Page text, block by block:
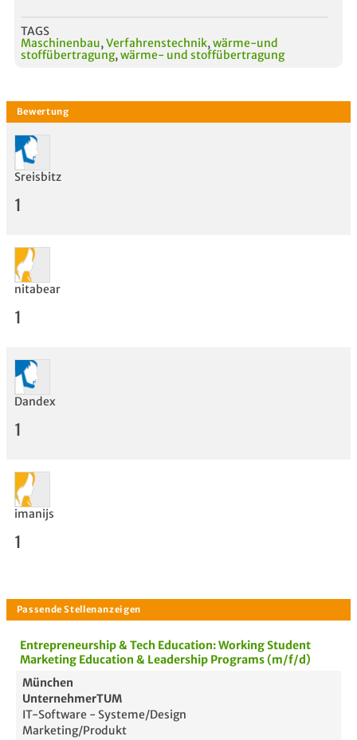
TAGS
Maschinenbau, Verfahrenstechnik, wärme-und
stoffübertragung, wärme- und stoffübertragung
Bewertung
Sreisbitz
1
nitabear
1
Dandex
1
imanijs
1
Entrepreneurship & Tech Education: Working Student
Marketing Education & Leadership Programs (m/f/d)
München
UnternehmerTUM
IT-Software - Systeme/Design
Marketing/Produkt